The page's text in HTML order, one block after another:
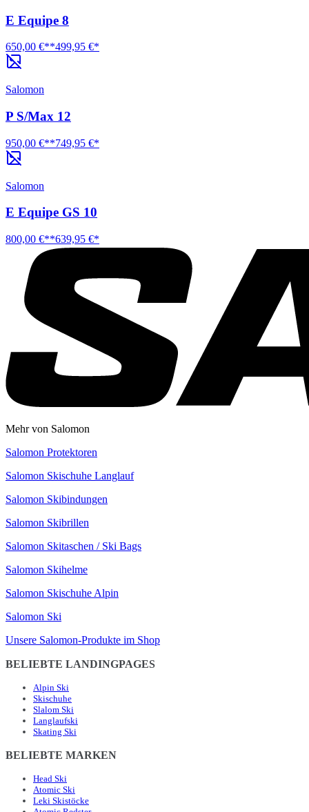
E Equipe 8
650,00 €**499,95 €*
Salomon
P S/Max 12
950,00 €**749,95 €*
Salomon
E Equipe GS 10
800,00 €**639,95 €*
Mehr von Salomon
Salomon Protektoren
Salomon Skischuhe Langlauf
Salomon Skibindungen
Salomon Skibrillen
Salomon Skitaschen / Ski Bags
Salomon Skihelme
Salomon Skischuhe Alpin
Salomon Ski
Unsere Salomon-Produkte im Shop
BELIEBTE LANDINGPAGES
Alpin Ski
Skischuhe
Slalom Ski
Langlaufski
Skating Ski
BELIEBTE MARKEN
Head Ski
Atomic Ski
Leki Skistöcke